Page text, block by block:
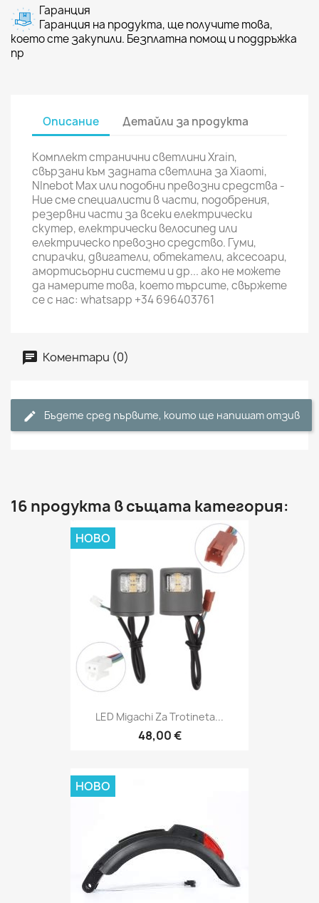
Гаранция
Гаранция на продукта, ще получите това,
което сте закупили. Безплатна помощ и поддръжка
пр
Описание Детайли за продукта
Комплект странични светлини Xrain,
свързани към задната светлина за Xiaomi,
NInebot Max или подобни превозни средства -
Ние сме специалисти в части, подобрения,
резервни части за всеки електрически
скутер, електрически велосипед или
електрическо превозно средство. Гуми,
спирачки, двигатели, обтекатели, аксесоари,
амортисьорни системи и др... ако не можете
да намерите това, което търсите, свържете
се с нас: whatsapp +34 696403761
Коментари (0)
Бъдете сред първите, които ще напишат отзив
16 продукта в същата категория:
LED Migachi Za Trotineta...
48,00 €
НОВО
НОВО